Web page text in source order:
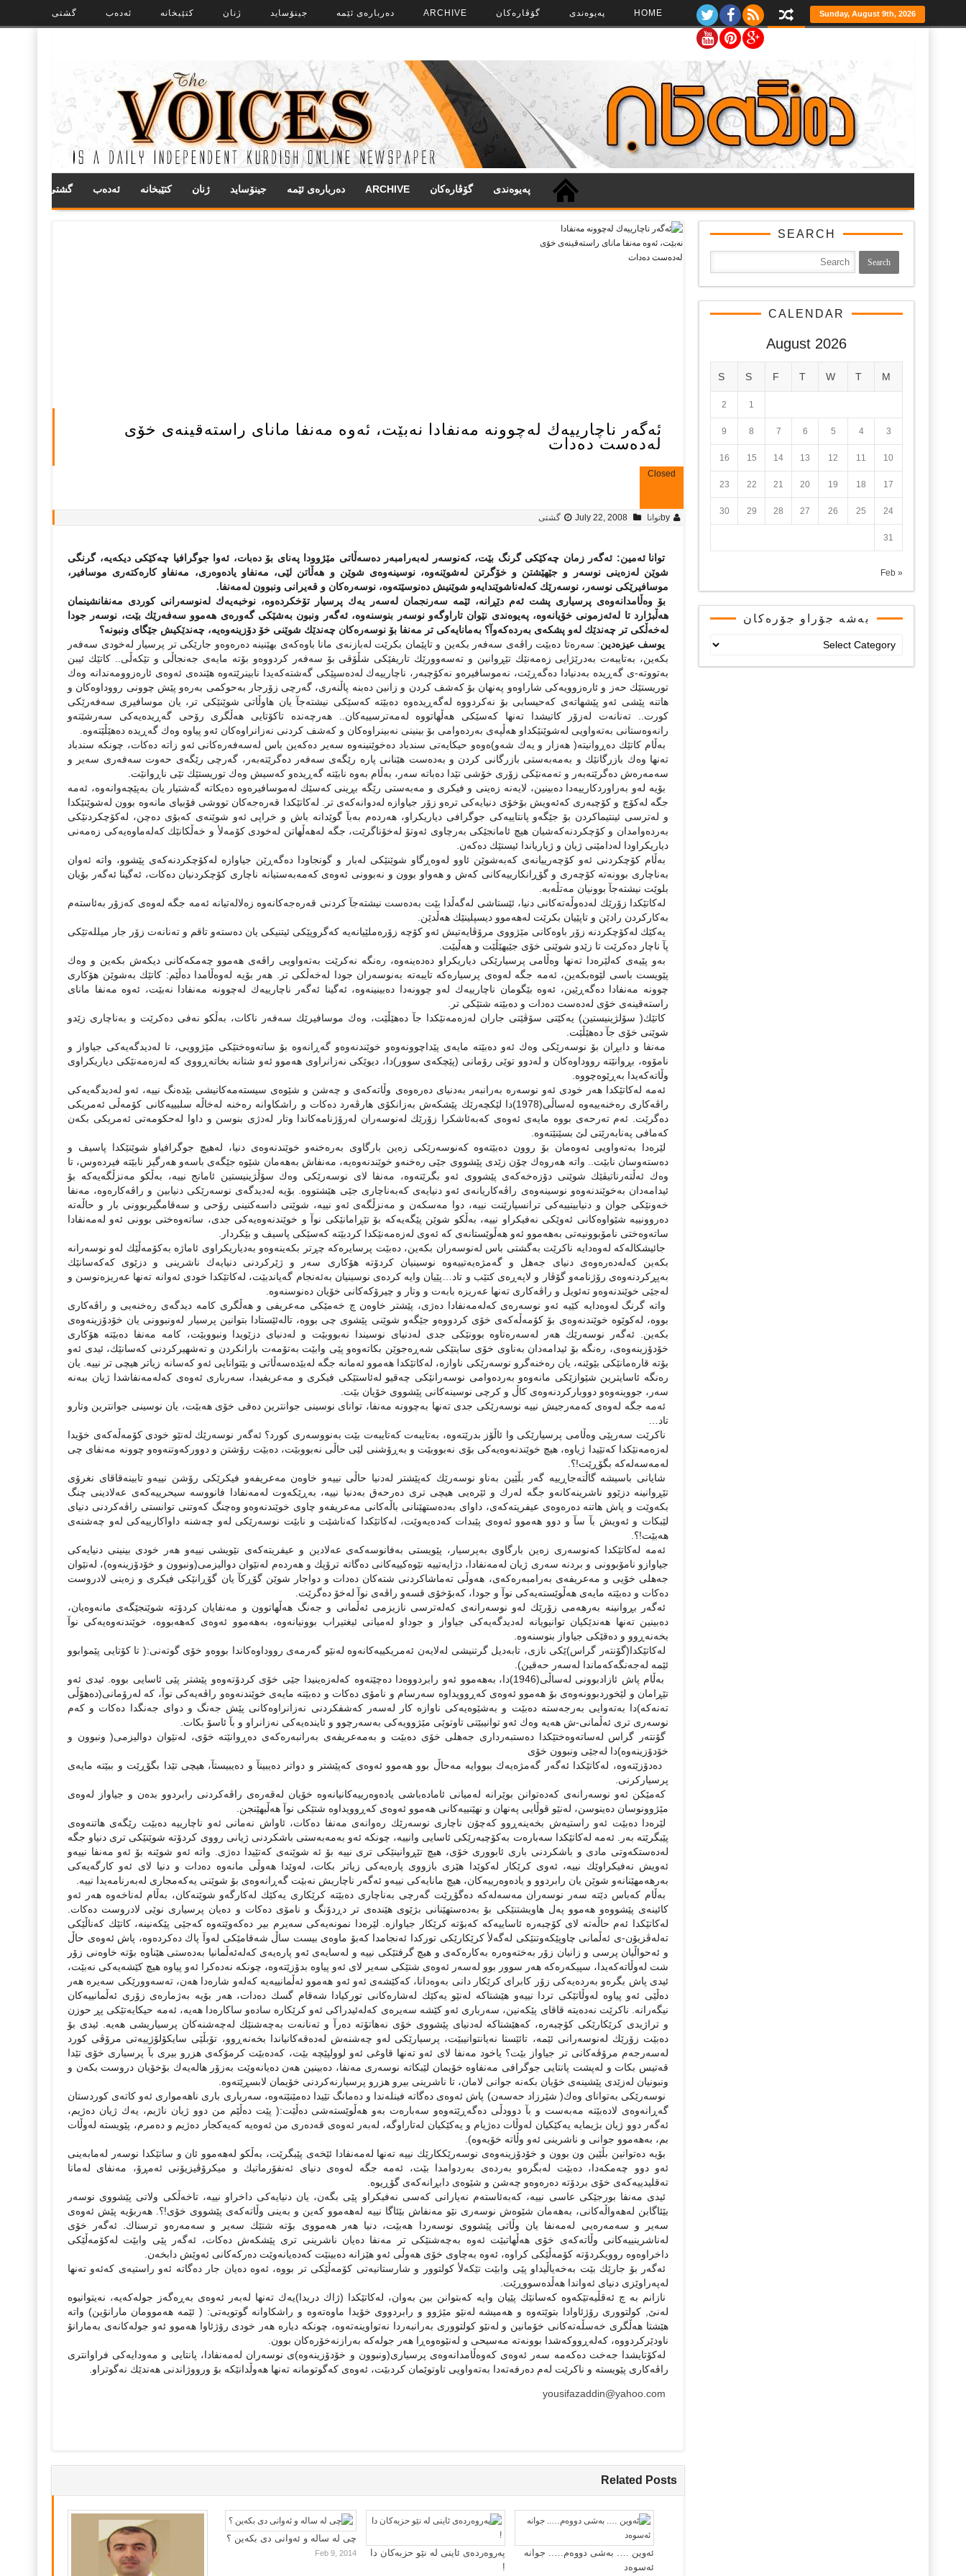
گشتی ئەدەب کتێبخانە ژنان جینۆساید ده‌رباره‌ی ئێمه ARCHIVE گۆڤاره‌کان په‌‌یوه‌ندی HOME Sunday, August 9th, 2026
گشتی ئەدەب کتێبخانە ژنان جینۆساید ده‌رباره‌ی ئێمه ARCHIVE گۆڤاره‌کان په‌‌یوه‌ندی
ئەگەر ناچارییەك لەچوونە مەنفادا نەبێت، ئەوە مەنفا ماناى راستەقینەى خۆى
لەدەست دەدات
Closed
byتوانا July 22, 2008 گشتی
توانا ئەمین: ئەگەر زمان چەكێكى گرنگ بێت، كەنوسەر لەبەرامبەر دەسەڵاتى مێژوودا پەناى بۆ دەبات، ئەوا جوگرافیا چەكێكى دیكەیە، گرنگى
شوێن لەزەینى نوسەر و جێهێشتن و خۆگرتن لەشوێنەوە، نوسینەوەى شوێن و هەڵاتن لێى، مەنفاو یادەوەرى، مەنفاو كارەكتەرى موسافیر،
موسافیرێكى نوسەر، نوسەرێك كەلەناشوێندایەو شوێنیش دەنوسێتەوە، نوسەرەكان و قەیرانى ونبوون لەمەنفا.
بۆ وەڵامدانەوەى پرسیارى پشت ئەم دێڕانە، ئێمە سەرنجمان لەسەر یەك پرسیار تۆخكردەوە، نوخبەیەك لەنوسەرانى كوردى مەنفانشینمان
هەڵبژارد تا لەئەزمونى خۆیانەوە، پەیوەندى نێوان تاراوگەو نوسەر بنوسنەوە، ئەگەر ونبون بەشێكى گەورەى هەموو سەفەرێك بێت، نوسەر جودا
لەخەڵكى تر چەندێك لەو پشكەى بەردەكەوآ؟ بەمانایەكى تر مەنفا بۆ نوسەرەكان چەندێك شوێنى خۆ دۆزینەوەیە، چەندێكیش جێگاى ونبونە؟
یوسف عیزەدین: سەرەتا دەبێت راڤەى سەفەر بكەین و تاپێمان بكرێت لەبازنەى مانا باوەكەى بهێنینە دەرەوەو جارێكى تر پرسیار لەخودى سەفەر
بكەین، بەتایبەت بەدرێژایى زەمەنێك تێڕوانین و تەسەوورێك تاریفێكى شڵۆقى بۆ سەفەر كردووەو بۆتە مایەى جەنجاڵى و تێكەڵى.. كاتێك ئیبن
بەتووتە-ى گەڕیدە بەدنیادا دەگەڕێت، نەموسافیرەو نەكۆچبەر، ناچارییەك لەدەسپێكى گەشتەكەیدا نابینرێتەوە هێندەى ئەوەى ئارەزوومەندانە وەك
توریستێك حەز و ئارەزوویەكى شاراوەو پەنهان بۆ كەشف كردن و زانین دەبنە پاڵنەرى، گەرچى زۆرجار بەحوكمى بەرەو پێش چوونى رووداوەكان و
هاتنە پێشى ئەو پێشهاتەى كەحیسابى بۆ نەكردووە لەگەڕیدەوە دەبێتە كەسێكى نیشتەجآ یان هاوڵاتى شوێنێكى تر، یان موسافیرى سەفەرێكى
كورت.. تەنانەت لەزۆر كاتیشدا تەنها كەسێكى هەڵهاتووە لەمەترسییەكان.. هەرچەندە تاكۆتایى هەڵگرى رۆحى گەڕیدەیەكى سەرشێتەو
رانەوەستانى بەتەواویى لەشوێنێكداو هەڵپەى بەردەوامى بۆ بینینى نەبینراوەكان و كەشف كردنى نەزانراوەكان ئەو پیاوە وەك گەڕیدە دەهێڵێتەوە.
بەڵام كاتێك دەڕوانیتە( هەزار و یەك شەو)ەوەو حیكایەتى سندباد دەخوێنینەوە سەیر دەكەین باس لەسەفەرەكانى ئەو زاتە دەكات، چونكە سندباد
تەنها وەك بازرگانێك و بەمەبەستى بازرگانى كردن و بەدەست هێنانى پارە رێگەى سەفەر دەگرێتەبەر، گەرچى رێگەى حەوت سەفەرى سەیر و
سەمەرەش دەگرێتەبەر و تەمەنێكى زۆرى خۆشى تێدا دەباتە سەر، بەڵام بەوە نابێتە گەڕیدەو كەسیش وەك توریستێك تێى ناڕوانێت.
بۆیە لەو بەراوردكارییەدا دەبینین، لایەنە زەینى و فیكرى و مەبەستى رێگە بڕینى كەسێك لەموسافیرەوە دەیكاتە گەشتیار یان بەپێچەوانەوە، ئەمە
جگە لەكۆچ و كۆچبەرى كەئەویش بۆخۆى دنیایەكى ترەو زۆر جیاوازە لەدوانەكەى تر. لەكاتێكدا قەرەجەكان تووشى فۆبیاى مانەوە بوون لەشوێنێكدا
و لەترسى ئینتیماكردن بۆ جێگەو پانتاییەكى جوگرافى دیاریكراو، هەردەم بەبآ گوێدانە باش و خراپى ئەو شوێنەى كەبۆى دەچن، لەكۆچكردنێكى
بەردەوامدان و كۆچكردنەكەشیان هیچ ئامانجێكى بەرچاوى ئەوتۆ لەخۆناگرێت، جگە لەهەڵهاتن لەخودى كۆمەلأ و خەڵكانێك كەلەماوەیەكى زەمەنى
دیاریكراودا لەدامێنى ژیان و ژیاریاندا ئیستێك دەكەن.
بەڵام كۆچكردنى ئەو كۆچەرییانەى كەبەشوێن ئاوو لەوەڕگاو شوێنێكى لەبار و گونجاودا دەگەڕێن جیاوازە لەكۆچكردنەكەى پێشوو، واتە ئەوان
بەناچارى بوونەتە كۆچەرى و گۆڕانكارییەكانى كەش و هەواو بوون و نەبوونى ئەوەى كەمەبەستیانە ناچارى كۆچكردنیان دەكات، ئەگینا ئەگەر بۆیان
بلوێت نیشتەجآ بوونیان مەتڵەبە.
لەكاتێكدا زۆرێك لەدەوڵەتەكانى دنیا، ئێستاشى لەگەڵدا بێت بەدەست نیشتەجآ كردنى قەرەجەكانەوە زەلالەتیانە ئەمە جگە لەوەى كەزۆر بەئاستەم
بەكاركردن رادێن و تاپێیان بكرێت لەهەموو دیسپلینێك هەڵدێن.
یەكێك لەكۆچكردنە زۆر باوەكانى مێژووى مرۆڤایەتیش ئەو كۆچە زۆرەملێیانەیە كەگروپێكى ئیتنیكى یان دەستەو تاقم و تەنانەت زۆر جار میللەتێكى
پآ ناچار دەكرێت تا زێدو شوێنى خۆى جێبهێڵێت و هەڵبێت.
بەو پێیەى كەلێرەدا تەنها وەڵامى پرسیارێكى دیاریكراو دەدەینەوە، رەنگە نەكرێت بەتەواویى راڤەى هەموو چەمكەكانى دیكەش بكەین و وەك
پێویست باسى لێوەبكەین، ئەمە جگە لەوەى پرسیارەكە تایبەتە بەنوسەران جودا لەخەڵكى تر. هەر بۆیە لەوەڵامدا دەڵێم: كاتێك بەشوێن هۆكارى
چوونە مەنفادا دەگەڕێین، ئەوە بێگومان ناچارییەك لەو چوونەدا دەبینینەوە، ئەگینا ئەگەر ناچارییەك لەچوونە مەنفادا نەبێت، ئەوە مەنفا ماناى
راستەقینەى خۆى لەدەست دەدات و دەبێتە شتێكى تر.
كاتێك( سۆلژینیستین) یەكێتى سۆڤێتى جاران لەزەمەنێكدا جآ دەهێڵێت، وەك موسافیرێك سەفەر ناكات، بەڵكو نەفى دەكرێت و بەناچارى زێدو
شوێنى خۆى جآ دەهێڵێت.
مەنفا و دابڕان بۆ نوسەرێكى وەك ئەو دەبێتە مایەى پێداچوونەوەو خوێندنەوەو گەڕانەوە بۆ ساتەوەختێكى مێژوویى، تا لەدیدگەیەكى جیاواز و
نامۆوە، بڕوانێتە رووداوەكان و لەدوو توێى رۆمانى (پێچكەى سوور)دا، دیوێكى نەزانراوى هەموو ئەو شتانە بخاتەڕووى كە لەزەمەنێكى دیاریكراوى
وڵاتەكەیدا بەڕێوەچووە.
ئەمە لەكاتێكدا هەر خودى ئەو نوسەرە بەرانبەر بەدنیاى دەرەوەى وڵاتەكەى و چەشن و شێوەى سیستەمەكانیشى بێدەنگ نییە، ئەو لەدیدگەیەكى
راڤەكارى رەخنەییەوە لەساڵى(1978)دا لێكچەرێك پێشكەش بەزانكۆى هارڤەرد دەكات و راشكاوانە رەخنە لەخاڵە سلبییەكانى كۆمەڵى ئەمریكى
دەگرێت. ئەم تەرحەى بووە مایەى ئەوەى كەبەئاشكرا زۆرێك لەنوسەران لەرۆژنامەكاندا وتار لەدژى بنوسن و داوا لەحكومەتى ئەمریكى بكەن
كەمافى پەنابەرێتى لێ بسێنێتەوە.
لێرەدا بەتەواویى ئەوەمان بۆ روون دەبێتەوە كەنوسەرێكى زەین بارگاوى بەرەخنەو خوێندنەوەى دنیا، لەهیچ جوگرافیاو شوێنێكدا پاسیف و
دەستەوسان نابێت.. واتە هەروەك چۆن زێدى پێشووى جێى رەخنەو خوێندنەوەیە، مەنفاش بەهەمان شێوە جێگەى باسەو هەرگیز نابێتە فیردەوس، تا
وەك ئەڵتەرناتیڤێك شوێنى دۆزەخەكەى پێشووى ئەو بگرێتەوە، مەنفا لاى نوسەرێكى وەك سۆڵژینیستین ئامانج نییە، بەڵكو مەنزڵگەیەكە بۆ
ئیدامەدان بەخوێندنەوەو نوسینەوەى راڤەكاریانەى ئەو دنیایەى كەبەناچارى جێى هێشتووە. بۆیە لەدیدگەى نوسەرێكى دنیابین و راڤەكارەوە، مەنفا
خەونێكى جوان و دنیابینییەكى ترانسپارێنت نییە، دوا مەسكەن و مەنزڵگەى ئەو نییە، شوێنى داسەكنینى رۆحى و سەقامگیربوونى بار و حاڵەتە
دەروونییە شێواوەكانى ئەوێكى نەفیكراو نییە، بەڵكو شوێن پێگەیەكە بۆ تێڕامانێكى نوآ و خوێندنەوەیەكى جدى، ساتەوەختى بوونى ئەو لەمەنفادا
ساتەوەختى نامۆبوونیەتى بەهەموو ئەو هەڵوێستانەى كە ئەوى لەزەمەنێكدا كردبێتە كەسێكى پاسیف و بێكردار.
جائیشكالەكە لەوەدایە ناكرێت بەگشتى باس لەنوسەران بكەین، دەبێت پرسایرەكە چڕتر بكەینەوەو بەدیاریكراوى ئاماژە بەكۆمەڵێك لەو نوسەرانە
بكەین كەلەدەرەوەى دنیاى جەهل و گەمژەیەتییەوە نوسینیان كردۆتە هۆكارى سەر و ژێركردنى دنیایەك ناشرینى و دزێوى كەكەسانێك
بەپڕكردنەوەى رۆژنامەو گۆڤار و لاپەڕەى كتێب و تاد…پێیان وایە كردەى نوسینیان بەئەنجام گەیاندبێت، لەكاتێكدا خودى ئەوانە تەنها عەریزەنوسن و
لەجێى خوێندنەوەو تەئویل و راڤەكارى تەنها عەریزە بابەت و وتار و چیرۆكەكانى خۆیان دەنوسنەوە.
واتە گرنگ لەوەدایە كێیە ئەو نوسەرەى كەلەمەنفادا دەژى، پێشتر خاوەن چ خەمێكى مەعریفى و هەڵگرى كامە دیدگەى رەخنەیى و راڤەكارى
بووە، لەكوێوە خوێندنەوەى بۆ كۆمەڵەكەى خۆى كردووەو جێگەو شوێنى پێشوى چى بووە، تالەئێستادا بتوانین پرسیار لەونبوونى یان خۆدۆزینەوەى
بكەین. ئەگەر نوسەرێك هەر لەسەرەتاوە بوونێكى جدى لەدنیاى نوسیندا نەبووبێت و لەدنیاى دزێویدا ونبووبێت، كامە مەنفا دەبێتە هۆكارى
خۆدۆزینەوەى، رەنگە بۆ ئیدامەدان بەناوى خۆى سایتێكى شەڕەجوێن بكاتەوەو پێى وابێت بەتۆمەت بارانكردن و تەشهیركردنى كەسانێك، ئیدى ئەو
بۆتە قارەمانێكى بێوێنە، یان رەخنەگرو نوسەرێكى ناوازە، لەكاتێكدا هەموو ئەمانە جگە لەبێدەسەڵاتى و بێتوانایى ئەو كەسانە زیاتر هیچى تر نییە. یان
رەنگە ئاسایترین شێوازێكى مانەوەو بەردەوامى نوسەرانێكى چەقیو لەئاستێكى فیكرى و مەعریفیدا، سەربارى ئەوەى كەلەمەنفاشدا ژیان ببەنە
سەر، جووینەوەو دووباركردنەوەى كاڵ و كرچى نوسینەكانى پێشووى خۆیان بێت.
ئەمە جگە لەوەى كەمەرجیش نییە نوسەرێكى جدى تەنها بەچوونە مەنفا، تواناى نوسینى جوانترین دەقى خۆى هەبێت، یان نوسینى جوانترین وتارو
تاد…
ناكرێت سەرپێى وەڵامى پرسیارێكى وا ئاڵۆز بدرێتەوە، بەتایبەت كەتایبەت بێت بەنووسەرى كورد؟ ئەگەر نوسەرێك لەنێو خودى كۆمەڵەكەى خۆیدا
لەزەمەنێكدا كەتێیدا ژیاوە، هیچ خوێندنەوەیەكى بۆى نەبووبێت و بەڕۆشنى لێى حاڵى نەبووبێت، دەبێت رۆشتن و دووركەوتنەوەو چوونە مەنفاى چى
لەمەسەلەكە بگۆڕێت!؟.
شایانى باسیشە گاڵتەجاڕییە گەر بڵێین بەناو نوسەرێك كەپێشتر لەدنیا حاڵى نییەو خاوەن مەعریفەو فیكرێكى رۆشن نییەو تابینەقاقاى نغرۆى
تێڕوانینە دزێوو ناشرینەكانەو جگە لەرك و ئێرەیى هیچى ترى دەرحەق بەدنیا نییە، بەڕێكەوت لەمەنفادا فانووسە سیحرییەكەى عەلادینى چنگ
بكەوێت و پاش هاتنە دەرەوەى عیفریتەكەى، داواى بەدەستهێنانى باڵەكانى مەعریفەو چاوى خوێندنەوەو وەچنگ كەوتنى توانستى راڤەكردنى دنیاى
لێبكات و ئەویش بآ سآ و دوو هەموو ئەوەى پێبدات كەدەیەوێت، لەكاتێكدا كەناشێت و نابێت نوسەرێكى لەو چەشنە داواكارییەكى لەو چەشنەى
هەبێت!؟.
ئەمە لەكاتێكدا كەنوسەرى زەین بارگاوى بەپرسیار، پێویستى بەفانوسەكەى عەلادین و عیفریتەكەى نێویشى نییەو هەر خودى بینینى دنیایەكى
جیاوازو نامۆبوونى و بردنە سەرى ژیان لەمەنفادا، دژایەتییە نێوەكییەكانى دەگاتە ترۆپك و هەردەم لەنێوان دوالیزمى(ونبوون و خۆدۆزینەوە)، لەنێوان
جەهلى خۆیى و مەعریفەى بەرامبەرەكەى، هەوڵى تەماشاكردنى شتەكان دەدات و دواجار شوێن گۆڕكآ یان گۆڕانێكى فیكرى و زەینى لادروست
دەكات و دەبێتە مایەى هەڵوێستەیەكى نوآ و جودا، كەبۆخۆى قسەو راڤەى نوآ لەخۆ دەگرێت.
ئەگەر بڕوانینە بەرهەمى زۆرێك لەو نوسەرانەى كەلەترسى نازیزمى ئەڵمانى و جەنگ هەڵهاتوون و مەنفایان كردۆتە شوێنجێگەى مانەوەیان،
دەبینین تەنها هەندێكیان توانیویانە لەدیدگەیەكى جیاواز و جوداو لەمیانى ئیغتیراب بوونیانەوە، بەهەموو ئەوەى كەهەبووە، خوێندنەوەیەكى نوآ
بخەنەڕوو و دەقێكى جیاواز بنوسنەوە.
لەكاتێكدا(گۆنتەر گراس)ێكى نازى، تابەدیل گرتنیشى لەلایەن ئەمریكییەكانەوە لەنێو گەرمەى رووداوەكاندا بووەو خۆى گوتەنى:( تا كۆتایى پێموابوو
ئێمە لەجەنگەكەماندا لەسەر حەقین).
بەڵام پاش ئازادبوونى لەساڵى(1946)دا، بەهەموو ئەو رابردووەدا دەچێتەوە كەلەزەینیدا جێى خۆى كردۆتەوەو پێشتر پێى ئاسایى بووە. ئیدى ئەو
تێڕامان و لێخوردبوونەوەى بۆ هەموو ئەوەى كەڕوویداوە سەرسام و نامۆى دەكات و دەبێتە مایەى خوێندنەوەو راڤەیەكى نوآ، كە لەرۆمانى(دەهۆڵى
تەنەكە)دا بەتەوایى بەرجەستە دەبێت و بەشێوەیەكى ناوازە كار لەسەر كەشفكردنى نەزانراوەكانى پێش جەنگ و دواى جەنگدا دەكات و كەم
نوسەرى ترى ئەڵمانى-ش هەیە وەك ئەو توانیبێتى تاوتوێى مێژوویەكى بەسەرچوو و ئایندەیەكى نەزانراو و بآ ئاسۆ بكات.
گۆنتەر گراس لەساتەوەختێكدا دەستبەردارى جەهلى خۆى دەبێت و بەمەعریفەى بەرانبەرەكەى دەڕوانێتە خۆى، لەنێوان دوالیزمى( ونبوون و
خۆدۆزینەوە)دا لەجێى ونبوون خۆى
دەدۆزێتەوە، لەكاتێكدا ئەگەر گەمژەیەك ببووایە مەحاڵ بوو هەموو ئەوەى كەپێشتر و دواتر دەیبینآ و دەیبیستآ، هیچى تێدا بگۆڕێت و ببێتە مایەى
پرسیاركرنى.
كەمێكن ئەو نوسەرانەى كەدەتوانن بوێرانە لەمیانى ئامادەباشى یادەوەرییەكانیانەوە خۆیان لەقەرەى راڤەكردنى رابردوو بدەن و جیاواز لەوەى
مێژوونوسان دەینوسن، لەنێو قوڵایى پەنهان و نهێنییەكانى هەموو ئەوەى كەڕوویداوە شتێكى نوآ هەڵبهێنجن.
لێرەدا دەبێت ئەو راستیەش بخەینەڕوو كەچۆن ناچارى نوسەرێك رەوانەى مەنفا دەكات، ئاواش نەمانى ئەو ناچارییە دەبێت رێگەى هاتنەوەى
پێبگرێتە بەر. ئەمە لەكاتێكدا سەبارەت بەكۆچبەرێكى ئاسایى وانییە، چونكە ئەو بەمەبەستى باشكردنى ژیانى رووى كردۆتە شوێنێكى ترى دنیاو جگە
لەدەستكەوتى مادى و باشكردنى بارى ئابوورى خۆى، هیچ تێڕوانینێكى ترى نییە بۆ ئە شوێنەى كەتێیدا دەژى. واتە ئەو شوێنە بۆ ئەو مەنفا نییەو
ئەویش نەفیكراوێك نییە، ئەوى كرێكار لەكوێدا هێزى بازووى پارەیەكى زیاتر بكات، لەوێدا هەوڵى مانەوە دەدات و دنیا لاى ئەو كارگەیەكى
بەرهەمهێنانەو شوێن یان رابردوو و یادەوەرییەكان، هیچ مانایەكى نییەو ئەگەر ناچاریش نەبێت گەڕانەوەى بۆ شوێنى یەكەمجارى لەبەرنامەیدا نییە.
بەڵام كەباس دێتە سەر نوسەران مەسەلەكە دەگۆڕێت گەرچى بەناچارى دەبێتە كرێكارى یەكێك لەكارگەو شوێنەكان، بەڵام لەناخەوە هەر ئەو
كائینەى پێشووەو هەموو پەل هاویشتنێكى بۆ بەدەستهێنانى بژێوى هێندەى تر دڕدۆنگ و نامۆى دەكات و دەیان پرسیارى نوێى لادروست دەكات.
لەكاتێكدا ئەم حاڵەتە لاى كۆچبەرە ئاساییەكە كەبۆتە كرێكار جیاوازە. لێرەدا نمونەیەكى سەیرم بیر دەكەوێتەوە كەجێى پێكەنینە، كاتێك كەناڵێكى
تەلەڤزیۆن-ى ئەڵمانى چاوپێكەوتنێكى لەگەلأ كرێكارێكى توركدا ئەنجامدا كەبۆ ماوەى بیست ساڵ شەقامێكى لەوآ پاك دەكردەوە، پاش ئەوەى حاڵ
و ئەحواڵیان پرسى و زانیان زۆر بەختەوەرە بەكارەكەى و هیچ گرفتێكى نییە و لەسایەى ئەو پارەیەى كەلەئەڵمانیا بەدەستى هێناوە بۆتە خاوەنى زۆر
شت لەوڵاتەكەیدا، سپیكەرەكە هەر سوور بوو لەسەر ئەوەى شتێكى سەیر لاى ئەو پیاوە بدۆزێتەوە، چونكە نەدەكرا ئەو پیاوە هیچ كێشەیەكى نەبێت،
ئیدى پاش بگرەو بەردەیەكى زۆر كابراى كرێكار دانى بەوەدانا، كەكێشەى ئەو ئەو هەموو ئەڵمانییەیە كەلەو شارەدا هەن، تەسەوورێكى سەیرە هەر
دەڵێى ئەو پیاوە لەوڵاتێكى تردا نییەو هێشتاكە لەنێو یەكێك لەشارەكانى توركیادا شەقام گسك دەدات، هەر بۆیە بەژمارەى زۆرى ئەڵمانییەكان
نیگەرانە. ناكرێت نەدەیتە قاقاى پێكەنین، سەربارى ئەو كێشە سەیرەى كەلەئیدراكى ئەو كرێكارە سادەو ساكارەدا هەیە، ئەمە حیكایەتێكى پڕ حوزن
و تراژیدى كرێكارێكى كۆچبەرە، كەهێشتاكە لەدنیاى پێشووى خۆى نەهاتۆتە دەرآ و تەنانەت بەچەشنێك لەچەشنەكان پرسیاریشى هەیە. ئیدى بۆ
دەبێت زۆرێك لەنوسەرانى ئێمە، تائێستا نەیانتوانیبێت، پرسیارێكى لەو چەشنەش لەدەقەكانیاندا بخەنەڕوو، تۆبڵێى سایكۆلۆژییەتى مرۆڤى كورد
لەسەرجەم مرۆڤەكانى تر جیاواز بێت؟ یاخود مەنفا لاى ئەو تەنها قاوغى ئەو لوولپێچە بێت، كەدەبێت كرمۆكەى هزرو بیرى بآ پرسیارى خۆى تێدا
قەتیس بكات و لەپشت پانتایى جوگرافى مەنفاوە خۆیمان لێبكاتە نوسەرى مەنفا، دەبینین هەن دەیانەوێت بەزۆر هالەیەك بۆخۆیان دروست بكەن و
ونبونیان لەزێدى پێشینەى خۆیان بكەنە جوانى لامان، تا ناشرینى بیرو هزرو پرسیارنەكردنى خۆیمان لابسڕێتەوە.
نوسەرێكى بەتواناى وەك( شێرزاد حەسەن) پاش ئەوەى دەگاتە فینلەندا و دەمانگ تێیدا دەمێنێتەوە، سەربارى بارى ناهەموارى ئەو كاتەى كوردستان
گەڕانەوەى لادەبێتە مەبەست و بآ دوودڵى دەگەڕێتەوەو سەبارەت بەو هەڵوێستەشى دەڵێت:( پێت دەڵێم من دوو ژیان ناژیم، یەك ژیان دەژیم،
ئەگەر دوو ژیان بژیمایە یەكێكیان لەوڵات دەژیام و یەكێكیان لەتاراوگە، لەبەر ئەوەى قەدەرى من ئەوەیە كەیەكجار دەژیم و دەمرم، پێویستە لەوڵات
بم، بەهەموو جوانى و ناشرینى ئەو وڵاتە خۆیەوە).
بۆیە دەتوانین بڵێین ون بوون و خۆدۆزینەوەى نوسەرێككارێك نییە تەنها لەمەنفادا ئێخەى پێبگرێت، بەڵكو لەهەموو ئان و ساتێكدا نوسەر لەمابەینى
ئەو دوو چەمكەدا، دەبێت لەبگرەو بەردەى بەردوامدا بێت، ئەمە جگە لەوەى دنیاى ئەنفۆرماتیك و میكرۆڤیزیۆنى ئەمڕۆ، مەنفاى لەمانا
تەقلیدییەكەى خۆى بردۆتە دەرەوەو چەشن و شێوەى دابڕانەكەى گۆڕیوە.
ئیدى مەنفا بورجێكى عاسى نییە، كەبەئاستەم نەیارانى كەسى نەفیكراو پێى بگەن، یان دنیایەكى داخراو نییە، تاخەڵكى ولاتى پێشووى نوسەر
بێئاگابن لەهەواڵەكانى، بەهەمان شێوەش نوسەرى نێو مەنفاش بێئاگا نییە لەهەموو كەین و بەینى وڵاتەكەى پێشووى خۆى!؟. هەربۆیە پێش ئەوەى
سەیر و سەمەرەیى لەمەنفا یان وڵاتى پێشووى نوسەردا هەبێت، دنیا هەر هەمووى بۆتە شتێك سەیر و سەمەرەو ترسناك. ئەگەر خۆى
لەناشرینییەكانى وڵاتەكەى خۆى هەڵهاتبێت ئەوە بەچەشنێكى تر مەنفا دەیان ناشرینى ترى پێشكەش دەكات، ئەگەر پێى وابێت لەكۆمەڵێكى
داخراوەوە روویكردۆتە كۆمەڵێكى كراوە، ئەوە بەچاوى خۆى هەوڵى ئەو هێزانە دەبینێت كەدەیانەوێت دەركەكانى ئەوێش دابخەن.
ئەگەر بۆ جارێك بێت بەخەیاڵیداو پێى وابێت تێكەلأ كولتوور و شارستانیەتى كۆمەڵێكى تر بووە، ئەوە دەیان جار دەگاتە ئەو راستیەى كەئەو تەنها
لەپەراوێزى دنیاى ئەواندا هەڵدەسووڕێت.
نازانم بە چ ئەقڵیەتێكەوە كەسانێك پێیان وایە كەبتوانن ببن بەوان، لەكاتێكدا (ژاك دریدا)یەك تەنها لەبەر ئەوەى بەڕەگەز جولەكەیە، نەیتوانیوە
لەنێ, كولتوورى رۆژئاوادا بتوێتەوە و هەمیشە لەنێو مێژوو و رابردووى خۆیدا ماوەتەوە و راشكاوانە گوتویەتى: ( ئێمە هەموومان مارانۆین) واتە
هێشتا هەڵگرى خەسڵەتەكانى خۆمانین و لەنێو كولتوورى بەرانبەردا نەتواوینەتەوە، چونكە دیارە هەر خودى رۆژئاوا هەموو ئەو جولەكانەى بەمارانۆ
ناودێركردووە، كەلەڕووكەشدا بوونەتە مەسیحى و لەنێوەوەڕا هەر جولەكە بەرازنەخۆرەكان بوون.
لەكۆتایشدا جەخت دەكەمە سەر ئەوەى كەوەڵامدانەوەى پرسیارى(ونبوون و خۆدۆزینەوە)ى نوسەران لەمەنفادا، پانتایى و مەودایەكى فراوانترى
راڤەكارى پێویستە و ناكرێت لەم دەرفەتەدا بەتەواویى تاوتوێمان كردبێت، ئەوەى كەگوتومانە تەنها هەوڵدانێكە بۆ ورووژاندنى هەندێك نەگوتراو.
yousifazaddin@yahoo.com
Related Posts
چی لە سالە و ئەوانی دی بكەین ؟
Feb 9, 2014
پەروەردەی ئاینی لە نێو حزبەکان دا
!
ئەوین …. بەشی دووەم….. جوانە
ئەسوەد
SEARCH
CALENDAR
August 2026
M
T
W
T
F
S
S
1
2
3
4
5
6
7
8
9
10
11
12
13
14
15
16
17
18
19
20
21
22
23
24
25
26
27
28
29
30
31
« Feb
بەشە جۆراو جۆرەکان
جۆرەکان